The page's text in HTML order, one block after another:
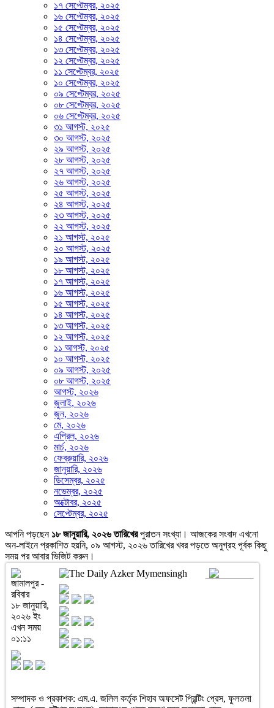
১৭ সেপ্টেম্বর, ২০২৫
১৬ সেপ্টেম্বর, ২০২৫
১৫ সেপ্টেম্বর, ২০২৫
১৪ সেপ্টেম্বর, ২০২৫
১৩ সেপ্টেম্বর, ২০২৫
১২ সেপ্টেম্বর, ২০২৫
১১ সেপ্টেম্বর, ২০২৫
১০ সেপ্টেম্বর, ২০২৫
০৯ সেপ্টেম্বর, ২০২৫
০৮ সেপ্টেম্বর, ২০২৫
০৬ সেপ্টেম্বর, ২০২৫
৩১ আগস্ট, ২০২৫
৩০ আগস্ট, ২০২৫
২৯ আগস্ট, ২০২৫
২৮ আগস্ট, ২০২৫
২৭ আগস্ট, ২০২৫
২৬ আগস্ট, ২০২৫
২৫ আগস্ট, ২০২৫
২৪ আগস্ট, ২০২৫
২৩ আগস্ট, ২০২৫
২২ আগস্ট, ২০২৫
২১ আগস্ট, ২০২৫
২০ আগস্ট, ২০২৫
১৯ আগস্ট, ২০২৫
১৮ আগস্ট, ২০২৫
১৭ আগস্ট, ২০২৫
১৬ আগস্ট, ২০২৫
১৫ আগস্ট, ২০২৫
১৪ আগস্ট, ২০২৫
১৩ আগস্ট, ২০২৫
১২ আগস্ট, ২০২৫
১১ আগস্ট, ২০২৫
১০ আগস্ট, ২০২৫
০৯ আগস্ট, ২০২৫
০৮ আগস্ট, ২০২৫
আগস্ট, ২০২৬
জুলাই, ২০২৬
জুন, ২০২৬
মে, ২০২৬
এপ্রিল, ২০২৬
মার্চ, ২০২৬
ফেব্রুয়ারি, ২০২৬
জানুয়ারি, ২০২৬
ডিসেম্বর, ২০২৫
নভেম্বর, ২০২৫
অক্টোবর, ২০২৫
সেপ্টেম্বর, ২০২৫
আপনি পড়ছেন ১৮ জানুয়ারি, ২০২৬ তারিখেরপুরাতন সংখ্যা। আজকের সংবাদ এখনো
অন-লাইনে প্রকাশিত হয়নি, ০৯ আগস্ট, ২০২৬ তারিখের খবর পড়তে অনুগ্রহ পূর্বক কিছু
সময় পর আবার ভিজিট করুন।
জামালপুর -
রবিবার
১৮ জানুয়ারি,
২০২৬ ইং
এখন সময়
০১:১১
সম্পাদক ও প্রকাশক: এম.এ. জলিল কর্তৃক শিহাব অফসেট প্রিন্টিং প্রেস, ফুলতলা